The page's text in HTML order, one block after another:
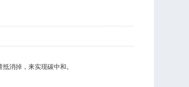
抵消掉，来实现碳中和。